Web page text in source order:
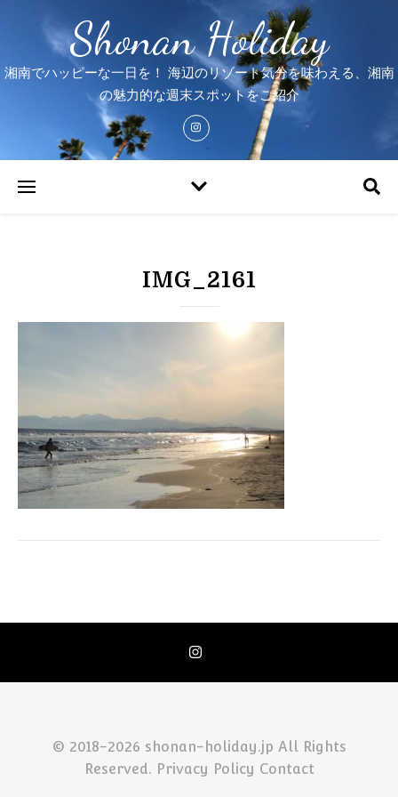
Shonan Holiday
湘南でハッピーな一日を！ 海辺のリゾート気分を味わえる、湘南
の魅力的な週末スポットをご紹介
IMG_2161
© 2018-2026 shonan-holiday.jp All Rights
Reserved. Privacy Policy Contact